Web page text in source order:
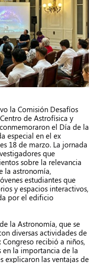
la Comisión Desafíos
de Astrofísica y
el Día de la
especial en el ex
18 de marzo. La jornada
que
sobre la relevancia
la astronomía,
estudiantes que
y espacios interactivos,
por el edificio
la Astronomía, que se
diversas actividades de
recibió a niños,
en la importancia de la
explicaron las ventajas de